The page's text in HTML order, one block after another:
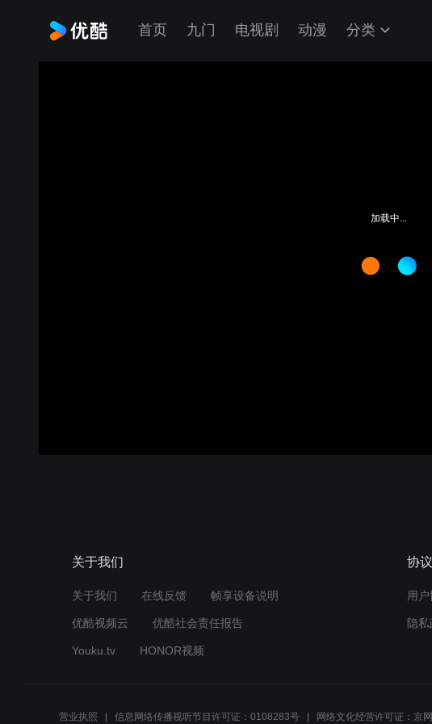
首页 九门 电视剧 动漫 分类
加载中...
关于我们
关于我们 在线反馈 帧享设备说明
优酷视频云 优酷社会责任报告
Youku.tv HONOR视频
协
用
隐
营业执照 信息网络传播视听节目许可证：0108283号 网络文化经营许可证：京